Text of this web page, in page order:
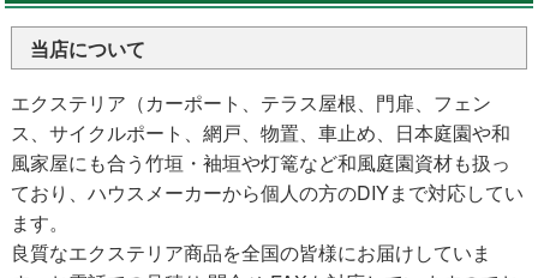
当店について
エクステリア（カーポート、テラス屋根、門扉、フェン
ス、サイクルポート、網戸、物置、車止め、日本庭園や和
風家屋にも合う竹垣・袖垣や灯篭など和風庭園資材も扱っ
ており、ハウスメーカーから個人の方のDIYまで対応してい
ます。
良質なエクステリア商品を全国の皆様にお届けしていま